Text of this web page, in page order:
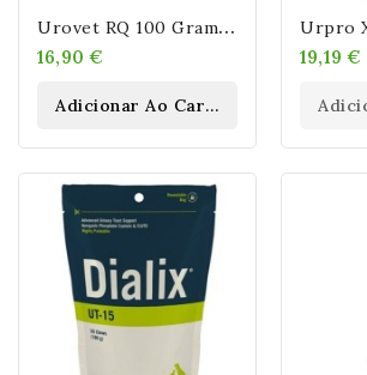
U
Rovet RQ 100 Gramos
16,90 €
Adicionar Ao Carrinho
19,19 €